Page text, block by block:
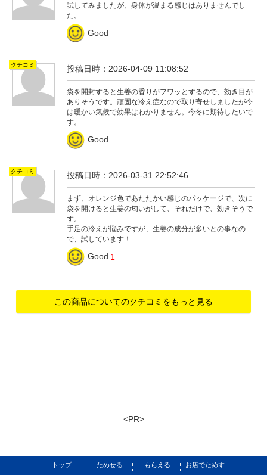
試してみましたが、身体が温まる感じはありませんでし
た。
Good
クチコミ 投稿日時：2026-04-09 11:08:52
袋を開封すると生姜の香りがフワッとするので、効き目が
ありそうです。頑固な冷え症なので取り寄せしましたが今
は暖かい気候で効果はわかりません。今冬に期待したいで
す。
Good
クチコミ 投稿日時：2026-03-31 22:52:46
まず、オレンジ色であたたかい感じのパッケージで、次に
袋を開けると生姜の匂いがして、それだけで、効きそうで
す。
手足の冷えが悩みですが、生姜の成分が多いとの事なの
で、試しています！
Good 1
この商品についてのクチコミをもっと見る
<PR>
トップ ためせる もらえる お店でためす